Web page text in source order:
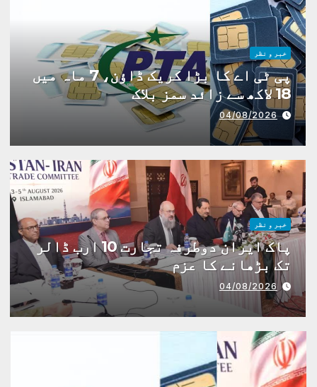
خبر و نظر
پی ٹی اے کا بڑا کریک ڈاؤن، 7 ماہ میں
18 لاکھ سے زائد سمز بلاک
04/08/2026
خبر و نظر
پاک ایران دوطرفہ تجارت 10 ارب ڈالر
تک بڑھانے کا عزم
04/08/2026